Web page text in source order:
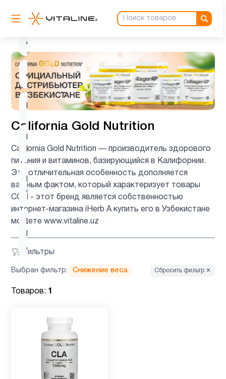
California Gold Nutrition
California Gold Nutrition — производитель здорового
питания и витаминов, базирующийся в Калифорнии.
Эта отличительная особенность дополняется
важным фактом, который характеризует товары
CGN - этот бренд является собственностью
интернет-магазина iHerb А купить его в Узбекистане
можете www.vitaline.uz
Фильтры
Антиоксиданты
Ашваганда 1
1
B
C
5
Витамин
детей
Витамин
д3
Гинкго
Билоба
1
Детская
омега 3
1
Выбран фильтр: Снижение веса Сбросить фильтр ✕
Товаров: 1